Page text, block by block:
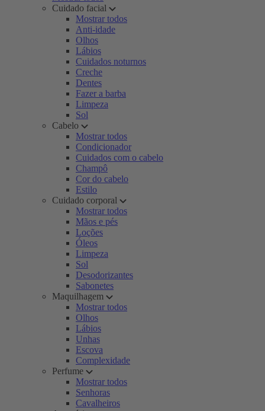
Cuidado facial
Mostrar todos
Anti-idade
Olhos
Lábios
Cuidados noturnos
Creche
Dentes
Fazer a barba
Limpeza
Sol
Cabelo
Mostrar todos
Condicionador
Cuidados com o cabelo
Champô
Cor do cabelo
Estilo
Cuidado corporal
Mostrar todos
Mãos e pés
Loções
Óleos
Limpeza
Sol
Desodorizantes
Sabonetes
Maquilhagem
Mostrar todos
Olhos
Lábios
Unhas
Escova
Complexidade
Perfume
Mostrar todos
Senhoras
Cavalheiros